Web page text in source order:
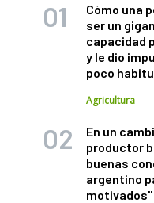
Cómo una
ser un
capacidad
y le dio
poco
Agricultura
En un
productor
buenas
argentino
motivados"